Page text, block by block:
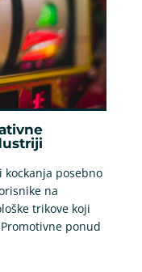
posebno
na
trikove koji
ponud